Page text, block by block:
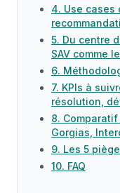
4. Use cases
5. Du centre
SAV comme
6.
7. KPIs à
résolution,
8. Comparatif
Gorgias,
9. Les 5
10. FAQ